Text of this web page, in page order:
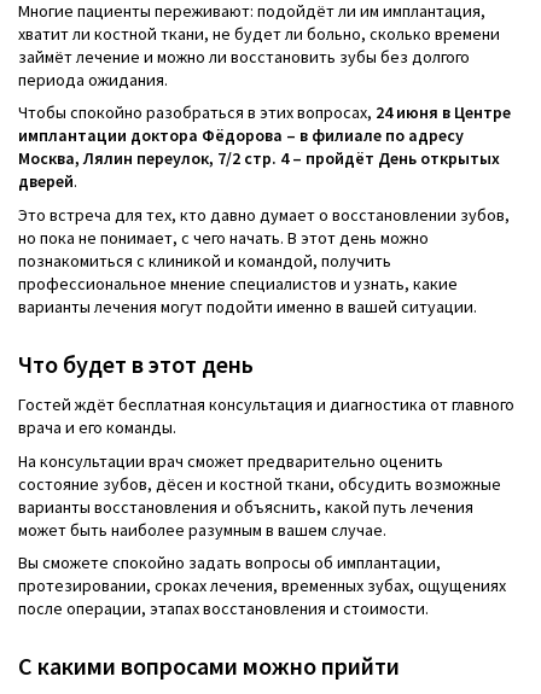
Многие пациенты переживают: подойдёт ли им имплантация,
хватит ли костной ткани, не будет ли больно, сколько времени
займёт лечение и можно ли восстановить зубы без долгого
периода ожидания.
Чтобы спокойно разобраться в этих вопросах, 24 июня в Центре
имплантации доктора Фёдорова – в филиале по адресу
Москва, Лялин переулок, 7/2 стр. 4 – пройдёт День открытых
дверей.
Это встреча для тех, кто давно думает о восстановлении зубов,
но пока не понимает, с чего начать. В этот день можно
познакомиться с клиникой и командой, получить
профессиональное мнение специалистов и узнать, какие
варианты лечения могут подойти именно в вашей ситуации.
Что будет в этот день
Гостей ждёт бесплатная консультация и диагностика от главного
врача и его команды.
На консультации врач сможет предварительно оценить
состояние зубов, дёсен и костной ткани, обсудить возможные
варианты восстановления и объяснить, какой путь лечения
может быть наиболее разумным в вашем случае.
Вы сможете спокойно задать вопросы об имплантации,
протезировании, сроках лечения, временных зубах, ощущениях
после операции, этапах восстановления и стоимости.
С какими вопросами можно прийти